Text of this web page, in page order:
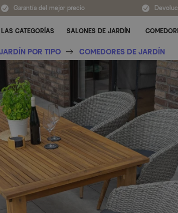
Garantía del mejor precio
CATEGORÍAS SALONES DE JARDÍN
POR TIPO COMEDORES DE JARDÍN